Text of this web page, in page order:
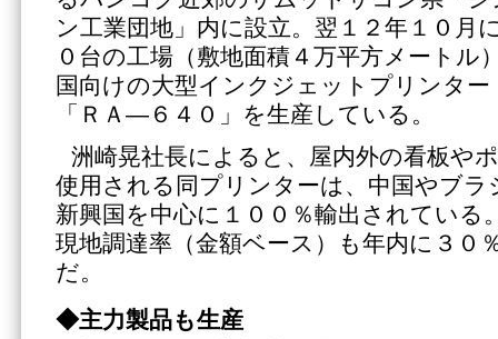
ン工業団地」内に設立。翌１２年１０月
０台の工場（敷地面積４万平方メートル
国向けの大型インクジェットプリンタ
「ＲＡ―６４０」を生産している。
洲崎晃社長によると、屋内外の看板や
使用される同プリンターは、中国やブ
新興国を中心に１００％輸出されている
現地調達率（金額ベース）も年内に３０
だ。
◆主力製品も生産